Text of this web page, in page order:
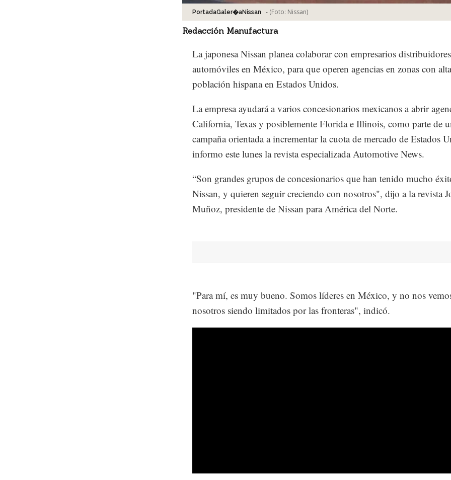
PortadaGaler�aNissan - (Foto: Nissan)
Redacción Manufactura
La japonesa Nissan planea colaborar con empresarios
automóviles en México, para que operen agencias en zonas con alta
población hispana en Estados Unidos.
La empresa ayudará a varios concesionarios mexicanos a abrir
California, Texas y posiblemente Florida e Illinois, como parte de
campaña orientada a incrementar la cuota de mercado de Estados
informo este lunes la revista especializada Automotive News.
“Son grandes grupos de concesionarios que han tenido mucho
Nissan, y quieren seguir creciendo con nosotros", dijo a la revista
Muñoz, presidente de Nissan para América del Norte.
"Para mí, es muy bueno. Somos líderes en México, y no nos
nosotros siendo limitados por las fronteras", indicó.